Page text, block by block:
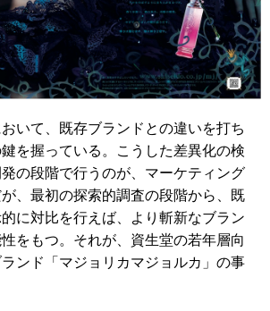
いて、既存ブランドとの違いを打ち
を握っている。こうした差異化の検
の段階で行うのが、マーケティング
、最初の探索的調査の段階から、既
に対比を行えば、より斬新なブラン
をもつ。それが、資生堂の若年層向
ンド「マジョリカマジョルカ」の事